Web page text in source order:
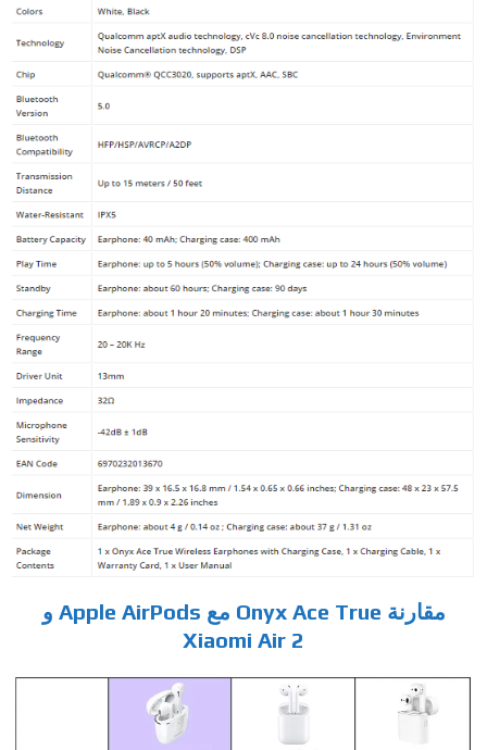
مقارنة Onyx Ace True مع Apple AirPods و
Xiaomi Air 2